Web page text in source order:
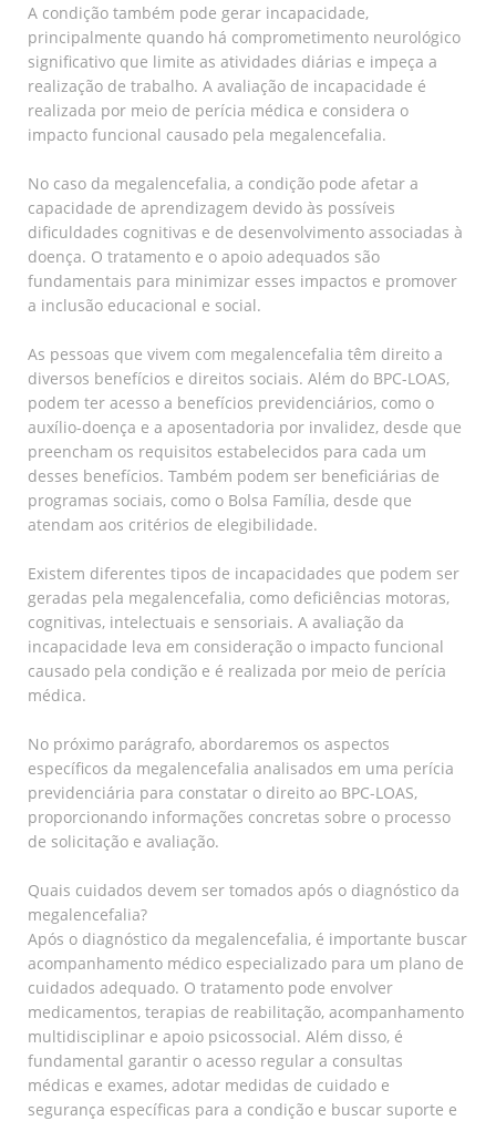
A condição também pode gerar incapacidade,
principalmente quando há comprometimento neurológico
significativo que limite as atividades diárias e impeça a
realização de trabalho. A avaliação de incapacidade é
realizada por meio de perícia médica e considera o
impacto funcional causado pela megalencefalia.
No caso da megalencefalia, a condição pode afetar a
capacidade de aprendizagem devido às possíveis
dificuldades cognitivas e de desenvolvimento associadas à
doença. O tratamento e o apoio adequados são
fundamentais para minimizar esses impactos e promover
a inclusão educacional e social.
As pessoas que vivem com megalencefalia têm direito a
diversos benefícios e direitos sociais. Além do BPC-LOAS,
podem ter acesso a benefícios previdenciários, como o
auxílio-doença e a aposentadoria por invalidez, desde que
preencham os requisitos estabelecidos para cada um
desses benefícios. Também podem ser beneficiárias de
programas sociais, como o Bolsa Família, desde que
atendam aos critérios de elegibilidade.
Existem diferentes tipos de incapacidades que podem ser
geradas pela megalencefalia, como deficiências motoras,
cognitivas, intelectuais e sensoriais. A avaliação da
incapacidade leva em consideração o impacto funcional
causado pela condição e é realizada por meio de perícia
médica.
No próximo parágrafo, abordaremos os aspectos
específicos da megalencefalia analisados em uma perícia
previdenciária para constatar o direito ao BPC-LOAS,
proporcionando informações concretas sobre o processo
de solicitação e avaliação.
Quais cuidados devem ser tomados após o diagnóstico da
megalencefalia?
Após o diagnóstico da megalencefalia, é importante buscar
acompanhamento médico especializado para um plano de
cuidados adequado. O tratamento pode envolver
medicamentos, terapias de reabilitação, acompanhamento
multidisciplinar e apoio psicossocial. Além disso, é
fundamental garantir o acesso regular a consultas
médicas e exames, adotar medidas de cuidado e
segurança específicas para a condição e buscar suporte e